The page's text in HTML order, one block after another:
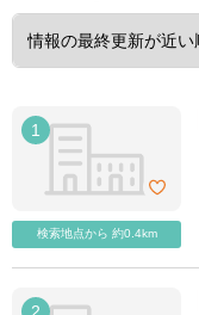
1
検索地点から 約0.4km
2